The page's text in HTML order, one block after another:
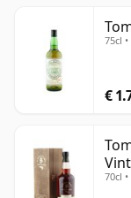
75cl
€
70cl